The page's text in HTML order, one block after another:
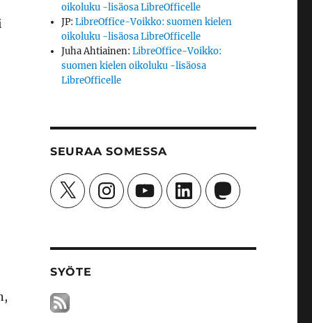
oikoluku -lisäosa LibreOfficelle
JP:LibreOffice-Voikko: suomen kielen
oikoluku -lisäosa LibreOfficelle
Juha Ahtiainen:LibreOffice-Voikko:
suomen kielen oikoluku -lisäosa
LibreOfficelle
SEURAA SOMESSA
X InstagramYouTubeLinkedInMastodon
SYÖTE